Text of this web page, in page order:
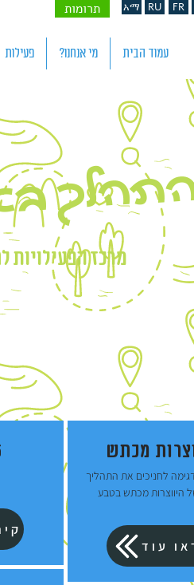
תרומות አማ RU FR
עמוד הבית מי אנחנו? פעילות
מרכז הפעילויות
מכתש
לחניכים את התהליך
היווצרות מכתש בטבע
עוד